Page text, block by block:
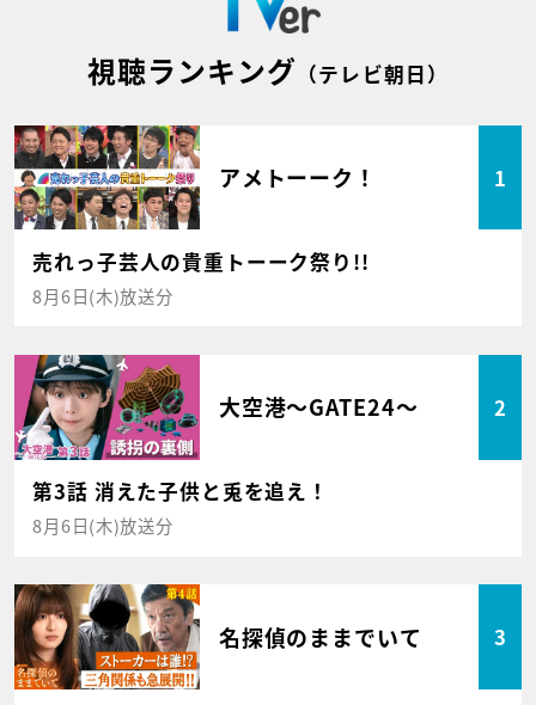
視聴ランキング （テレビ朝日）
アメトーーク！ 1
売れっ子芸人の貴重トーーク祭り!!
8月6日(木)放送分
大空港～GATE24～ 2
第3話 消えた子供と兎を追え！
8月6日(木)放送分
名探偵のままでいて 3